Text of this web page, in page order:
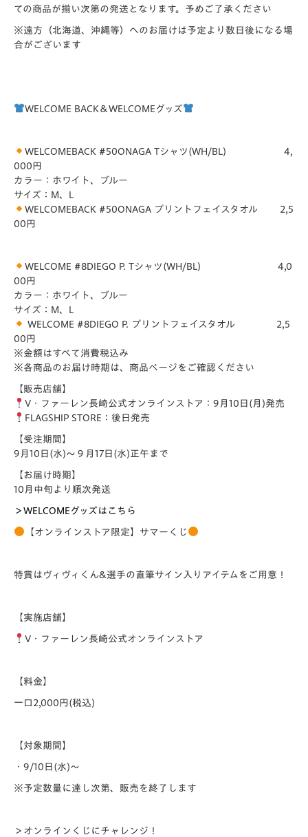
ての商品が揃い次第の発送となります。予めご了承ください
※遠方（北海道、沖縄等）へのお届けは予定より数日後になる場
合がございます
WELCOME BACK＆WELCOMEグッズ
WELCOMEBACK #50ONAGA Tシャツ(WH/BL) 4,
000円
カラー：ホワイト、ブルー
サイズ：M、L
WELCOMEBACK #50ONAGA プリントフェイスタオル 2,5
00円
WELCOME #8DIEGO P. Tシャツ(WH/BL) 4,0
00円
カラー：ホワイト、ブルー
サイズ：M、L
WELCOME #8DIEGO P. プリントフェイスタオル 2,5
00円
※金額はすべて消費税込み
※各商品のお届け時期は、商品ページをご確認ください
【販売店舗】
V・ファーレン長崎公式オンラインストア：9月10日(月)発売
FLAGSHIP STORE：後日発売
【受注期間】
9月10日(水)～９月17日(水)正午まで
【お届け時期】
10月中旬より順次発送
＞WELCOMEグッズはこちら
【オンラインストア限定】サマーくじ
特賞はヴィヴィくん&選手の直筆サイン入りアイテムをご用意！
【実施店舗】
V・ファーレン長崎公式オンラインストア
【料金】
一口 2,000 円 (税込)
【対象期間】
・9/10日(水)～
※予定数量に達し次第、販売を終了します
＞オンラインくじにチャレンジ！